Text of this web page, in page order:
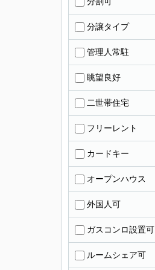
分譲タイプ
管理人常駐
眺望良好
二世帯住宅
フリーレント
カードキー
オープンハウス
外国人可
ガスコンロ設置可
ルームシェア可